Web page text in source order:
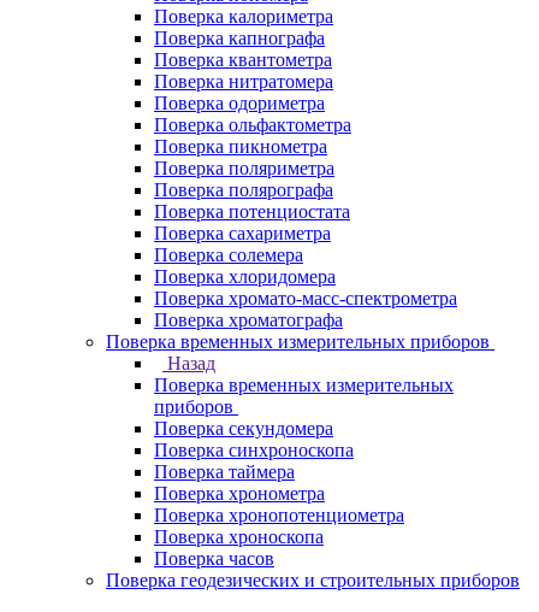
Поверка калориметра
Поверка капнографа
Поверка квантометра
Поверка нитратомера
Поверка одориметра
Поверка ольфактометра
Поверка пикнометра
Поверка поляриметра
Поверка полярографа
Поверка потенциостата
Поверка сахариметра
Поверка солемера
Поверка хлоридомера
Поверка хромато-масс-спектрометра
Поверка хроматографа
Поверка временных измерительных приборов
Назад
Поверка временных измерительных
приборов
Поверка секундомера
Поверка синхроноскопа
Поверка таймера
Поверка хронометра
Поверка хронопотенциометра
Поверка хроноскопа
Поверка часов
Поверка геодезических и строительных приборов